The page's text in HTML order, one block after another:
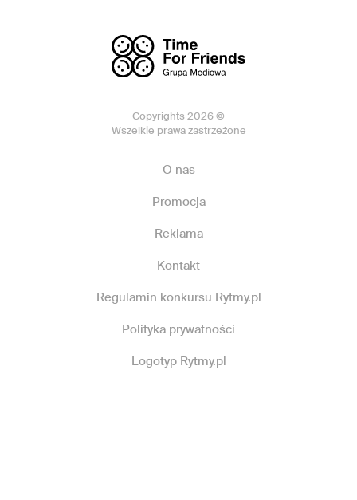
Copyrights 2026 ©
Wszelkie prawa zastrzeżone
O nas
Promocja
Reklama
Kontakt
Regulamin konkursu Rytmy.pl
Polityka prywatności
Logotyp Rytmy.pl